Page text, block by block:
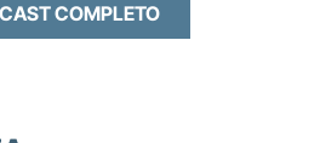
COMPLETO